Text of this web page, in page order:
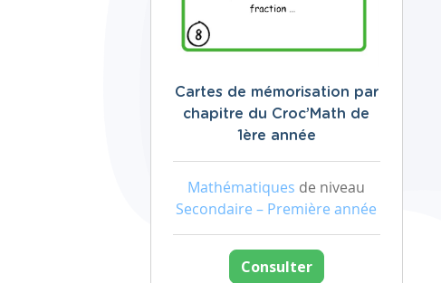
Cartes de mémorisation par
chapitre du Croc’Math de
1ère année
Mathématiques de niveau
Secondaire – Première année
Consulter